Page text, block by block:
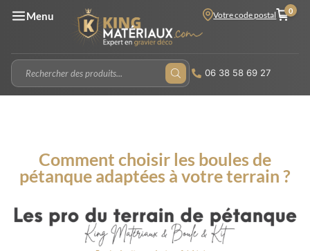
Menu Votre code postal 0
06 38 58 69 27
Comment choisir les boules de
pétanque adaptées à votre terrain ?